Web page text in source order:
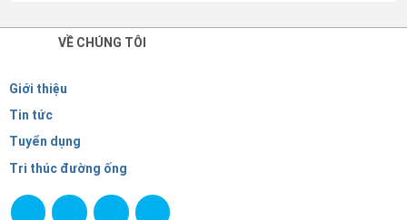
VỀ CHÚNG TÔI
Giới thiệu
Tin tức
Tuyển dụng
Tri thúc đường ống